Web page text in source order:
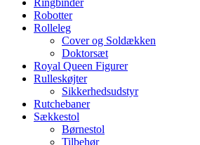
Robotter
Rolleleg
Cover og Soldækken
Doktorsæt
Royal Queen Figurer
Rulleskøjter
Sikkerhedsudstyr
Rutchebaner
Sækkestol
Børnestol
Tilbehør